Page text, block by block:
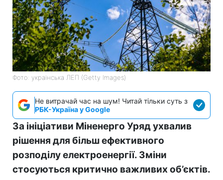
Фото: українська ЛЕП (Getty Images)
Не витрачай час на шум! Читай тільки суть з
РБК-Україна у Google
За ініціативи Міненерго Уряд ухвалив
рішення для більш ефективного
розподілу електроенергії. Зміни
стосуються критично важливих об’єктів.